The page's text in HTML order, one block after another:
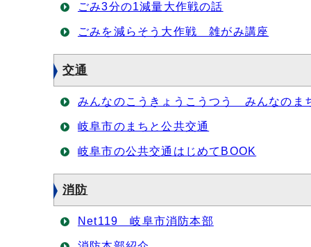
ごみ3分の1減量大作戦の話
ごみを減らそう大作戦 雑がみ講座
交通
みんなのこうきょうこうつう みんなのま
岐阜市のまちと公共交通
岐阜市の公共交通はじめてBOOK
消防
Net119 岐阜市消防本部